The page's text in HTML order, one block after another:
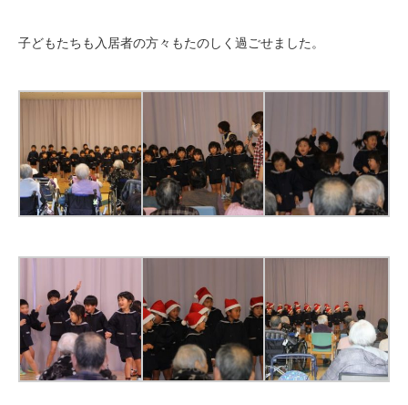
子どもたちも入居者の方々もたのしく過ごせました。